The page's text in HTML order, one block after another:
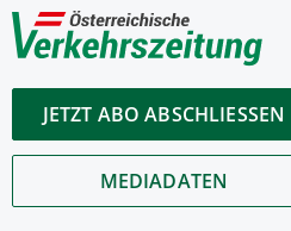
JETZT ABO ABSCHLIESSEN
MEDIADATEN